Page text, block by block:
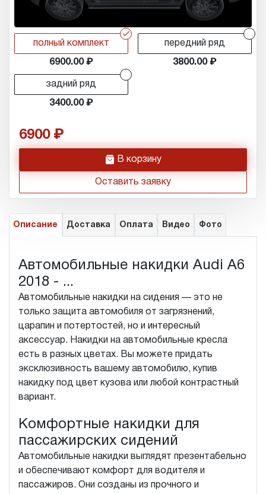
r
полный комплект
6900.00
передний ряд
3800.00
задний ряд
3400.00
6900
h В корзину
Оставить заявку
Описание Доставка Оплата Видео Фото
Автомобильные накидки Audi A6
2018 - ...
Автомобильные накидки на сидения — это не
только защита автомобиля от загрязнений,
царапин и потертостей, но и интересный
аксессуар. Накидки на автомобильные кресла
есть в разных цветах. Вы можете придать
эксклюзивность вашему автомобилю, купив
накидку под цвет кузова или любой контрастный
вариант.
Комфортные накидки для
пассажирских сидений
Автомобильные накидки выглядят презентабельно
и обеспечивают комфорт для водителя и
пассажиров. Они созданы из прочного и